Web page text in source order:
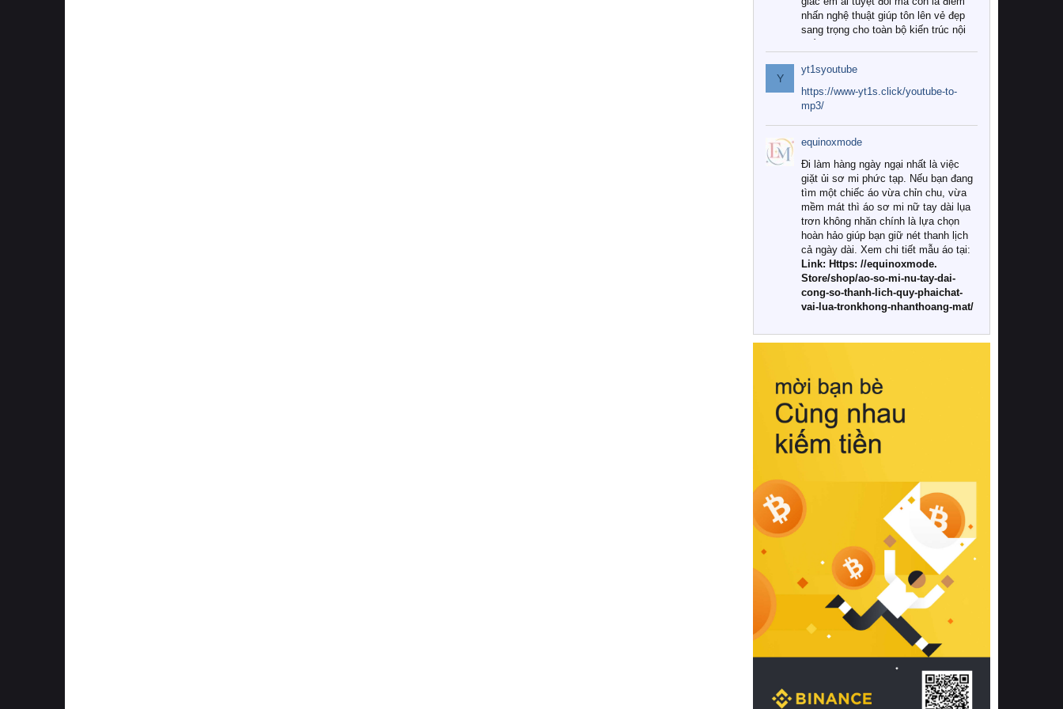
nhấn nghệ thuật giúp tôn lên vẻ đẹp
sang trọng cho toàn bộ kiến trúc nội
Tuy nhiên, giữa thị trường đa dạng
với vô vàn thương hiệu và mẫu mã
như hiện nay, làm thế nào để chọn
được những bộ chăn ga gối đệm cao
cấp thực sự chất lượng, phù hợp với
khí hậu và nhu cầu sử dụng của gia
đình? Hãy cùng chúng tôi đi tìm lời
giải đáp chi tiết qua bài viết dưới đây.
1. Tại sao các gia đình hiện đại lại ưa
chuộng chăn ga gối đệm cao cấp?
Khác với các dòng sản phẩm thông
thường, những bộ chăn ga gối đệm
cao cấp trải qua quy trình sản xuất
nghiêm ngặt từ khâu chọn lọc nguyên
liệu tự nhiên đến công nghệ dệt
nhuộm hiện đại không chứa hóa chất
này, bạn sẽ cảm nhận rõ rệt sự khác
hồi chuẩn xác của phần đệm nâng đỡ
cột sống.
Bên cạnh đó, việc lựa chọn các dòng
sản phẩm đạt chuẩn chất lượng quốc
tế còn giúp ngăn ngừa tình trạng kích
khuẩn và nấm mốc trong điều kiện
thời tiết nóng ẩm. Bạn có thể tìm hiểu
thêm các nghiên cứu khoa học về tác
động của giấc ngủ và môi trường
phòng ngủ đối với sức khỏe con
người tại Sleep Foundation (External
Link) để có cái nhìn toàn diện hơn.
2. Các tiêu chí vàng khi lựa chọn
chăn ga gối đệm cao cấp cho phòng
ngủ
Để sở hữu một bộ chăn ga gối đệm
cao cấp hoàn hảo cả về thẩm mỹ lẫn
công năng, người tiêu dùng cần cân
nhắc kỹ lưỡng các tiêu chí quan trọng
Y
yt1syoutube
https://www-yt1s.click/youtube-to-
mp3/
equinoxmode
Đi làm hàng ngày ngại nhất là việc
giặt ủi sơ mi phức tạp. Nếu bạn đang
tìm một chiếc áo vừa chỉn chu, vừa
mềm mát thì áo sơ mi nữ tay dài lụa
trơn không nhăn chính là lựa chọn
hoàn hảo giúp bạn giữ nét thanh lịch
cả ngày dài. Xem chi tiết mẫu áo tại:
Link: Https: //equinoxmode.
Store/shop/ao-so-mi-nu-tay-dai-
cong-so-thanh-lich-quy-phaichat-
vai-lua-tronkhong-nhanthoang-mat/